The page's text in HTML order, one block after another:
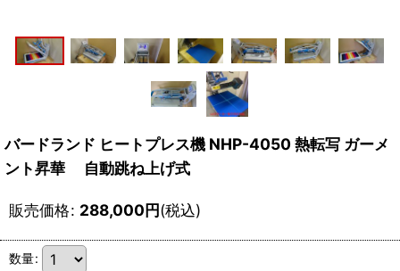
バードランド ヒートプレス機 NHP-4050 熱転写 ガーメ
ント昇華 自動跳ね上げ式
販売価格: 288,000円(税込)
数量: